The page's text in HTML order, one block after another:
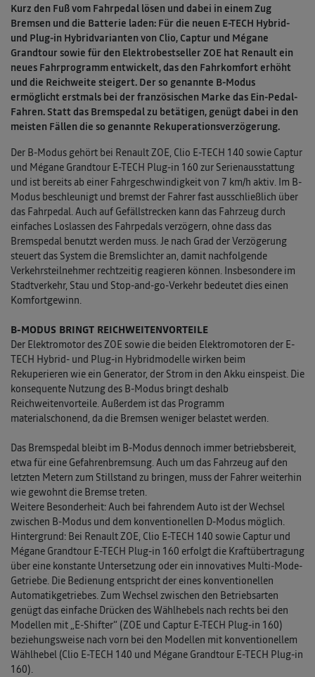
Kurz den Fuß vom Fahrpedal lösen und dabei in einem Zug
Bremsen und die Batterie laden: Für die neuen E-TECH Hybrid-
und Plug-in Hybridvarianten von Clio, Captur und Mégane
Grandtour sowie für den Elektrobestseller ZOE hat Renault ein
neues Fahrprogramm entwickelt, das den Fahrkomfort erhöht
und die Reichweite steigert. Der so genannte B-Modus
ermöglicht erstmals bei der französischen Marke das Ein-Pedal-
Fahren. Statt das Bremspedal zu betätigen, genügt dabei in den
meisten Fällen die so genannte Rekuperationsverzögerung.
Der B-Modus gehört bei Renault ZOE, Clio E-TECH 140 sowie Captur
und Mégane Grandtour E-TECH Plug-in 160 zur Serienausstattung
und ist bereits ab einer Fahrgeschwindigkeit von 7 km/h aktiv. Im B-
Modus beschleunigt und bremst der Fahrer fast ausschließlich über
das Fahrpedal. Auch auf Gefällstrecken kann das Fahrzeug durch
einfaches Loslassen des Fahrpedals verzögern, ohne dass das
Bremspedal benutzt werden muss. Je nach Grad der Verzögerung
steuert das System die Bremslichter an, damit nachfolgende
Verkehrsteilnehmer rechtzeitig reagieren können. Insbesondere im
Stadtverkehr, Stau und Stop-and-go-Verkehr bedeutet dies einen
Komfortgewinn.
B-MODUS BRINGT REICHWEITENVORTEILE
Der Elektromotor des ZOE sowie die beiden Elektromotoren der E-
TECH Hybrid- und Plug-in Hybridmodelle wirken beim
Rekuperieren wie ein Generator, der Strom in den Akku einspeist. Die
konsequente Nutzung des B-Modus bringt deshalb
Reichweitenvorteile. Außerdem ist das Programm
materialschonend, da die Bremsen weniger belastet werden.
Das Bremspedal bleibt im B-Modus dennoch immer betriebsbereit,
etwa für eine Gefahrenbremsung. Auch um das Fahrzeug auf den
letzten Metern zum Stillstand zu bringen, muss der Fahrer weiterhin
wie gewohnt die Bremse treten.
Weitere Besonderheit: Auch bei fahrendem Auto ist der Wechsel
zwischen B-Modus und dem konventionellen D-Modus möglich.
Hintergrund: Bei Renault ZOE, Clio E-TECH 140 sowie Captur und
Mégane Grandtour E-TECH Plug-in 160 erfolgt die Kraftübertragung
über eine konstante Untersetzung oder ein innovatives Multi-Mode-
Getriebe. Die Bedienung entspricht der eines konventionellen
Automatikgetriebes. Zum Wechsel zwischen den Betriebsarten
genügt das einfache Drücken des Wählhebels nach rechts bei den
Modellen mit „E-Shifter“ (ZOE und Captur E-TECH Plug-in 160)
beziehungsweise nach vorn bei den Modellen mit konventionellem
Wählhebel (Clio E-TECH 140 und Mégane Grandtour E-TECH Plug-in
160).